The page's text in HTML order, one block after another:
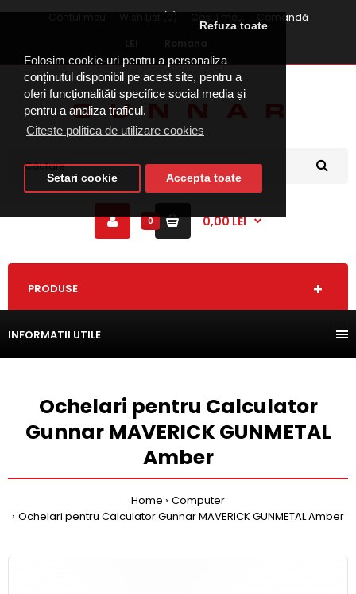
Folosim cookie-uri pentru a personaliza
conținutul disponibil pe acest site, pentru a
oferi funcționalităti specifice social media și
pentru a analiza traficul.
Citeste politica de utilizare cookies
Refuza toate
Setari cookie Accepta toate
Comandă
0 0,00 LEI
PRODUSE
INFORMATII UTILE
Ochelari pentru Calculator
Gunnar MAVERICK GUNMETAL
Amber
Home
Computer
Ochelari pentru Calculator Gunnar MAVERICK GUNMETAL Amber